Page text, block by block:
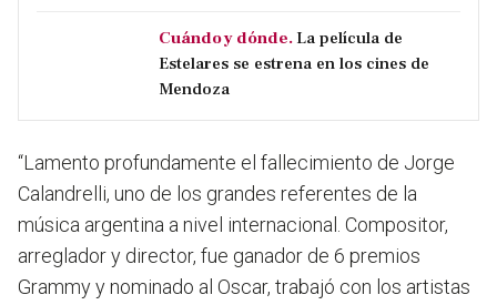
Cuándo y dónde. La película de
Estelares se estrena en los cines de
Mendoza
“Lamento profundamente el fallecimiento de Jorge
Calandrelli, uno de los grandes referentes de la
música argentina a nivel internacional. Compositor,
arreglador y director, fue ganador de 6 premios
Grammy y nominado al Oscar, trabajó con los artistas